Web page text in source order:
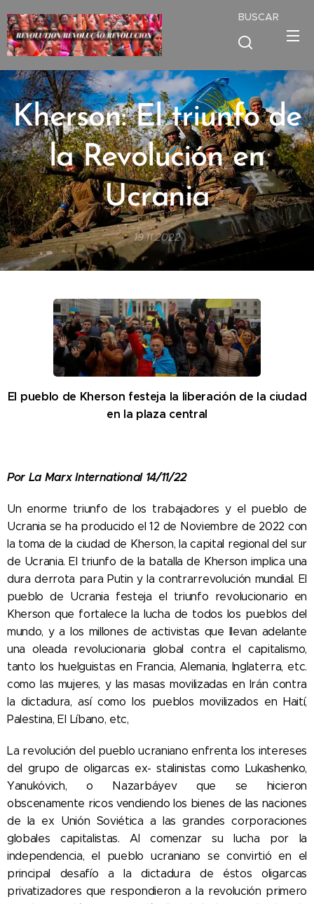
BUSCAR
Kherson: El triunfo de
la Revolución en
Ucrania
19.11.2022
El pueblo de Kherson festeja la liberación de la ciudad
en la plaza central
Por La Marx International 14/11/22
Un enorme triunfo de los trabajadores y el pueblo de
Ucrania se ha producido el 12 de Noviembre de 2022 con
la toma de la ciudad de Kherson, la capital regional del sur
de Ucrania. El triunfo de la batalla de Kherson implica una
dura derrota para Putin y la contrarrevolución mundial. El
pueblo de Ucrania festeja el triunfo revolucionario en
Kherson que fortalece la lucha de todos los pueblos del
mundo, y a los millones de activistas que llevan adelante
una oleada revolucionaria global contra el capitalismo,
tanto los huelguistas en Francia, Alemania, Inglaterra, etc.
como las mujeres, y las masas movilizadas en Irán contra
la dictadura, así como los pueblos movilizados en Haití,
Palestina, El Líbano, etc,
La revolución del pueblo ucraniano enfrenta los intereses
del grupo de oligarcas ex- stalinistas como Lukashenko,
Yanukóvich, o Nazarbáyev que se hicieron
obscenamente ricos vendiendo los bienes de las naciones
de la ex Unión Soviética a las grandes corporaciones
globales capitalistas. Al comenzar su lucha por la
independencia, el pueblo ucraniano se convirtió en el
principal desafío a la dictadura de éstos oligarcas
privatizadores que respondieron a la revolución primero